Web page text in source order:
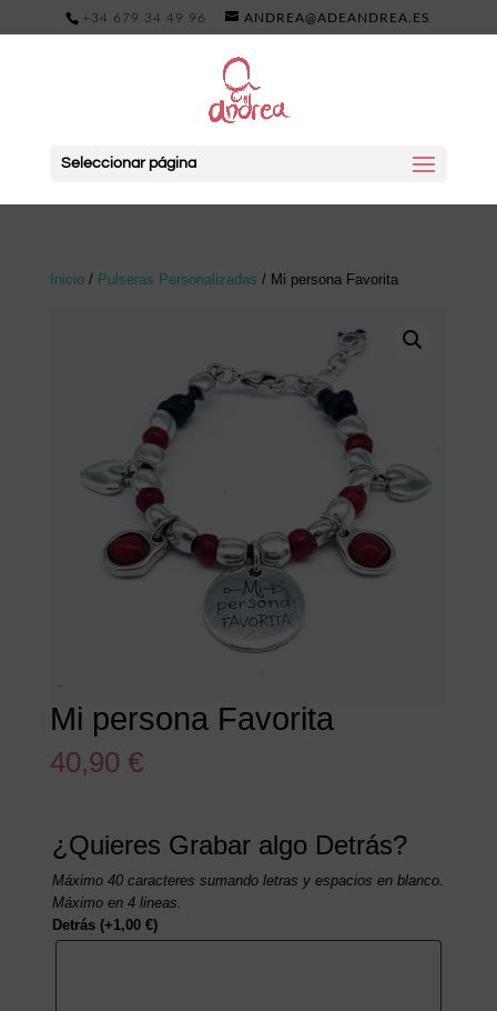
+34 679 34 49 96 ANDREA@ADEANDREA.ES
Seleccionar página
Inicio/ Pulseras Personalizadas / Mi persona Favorita
Mi persona Favorita
40,90 €
¿Quieres Grabar algo Detrás?
Máximo 40 caracteres sumando letras y espacios en blanco.
Máximo en 4 lineas.
Detrás (+1,00 €)